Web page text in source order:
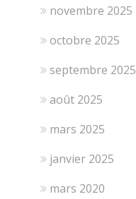
novembre 2025
octobre 2025
septembre 2025
août 2025
mars 2025
janvier 2025
mars 2020